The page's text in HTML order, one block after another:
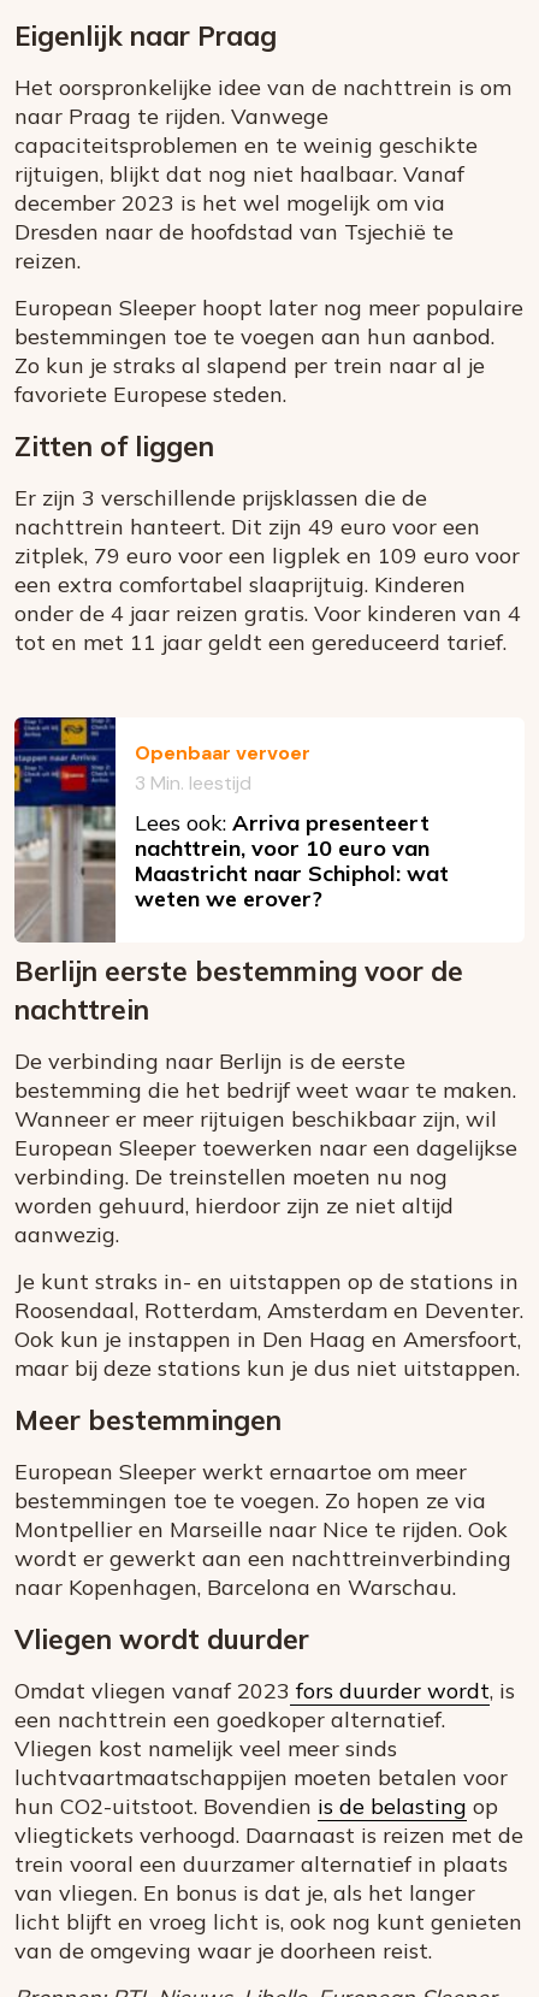
Eigenlijk naar Praag
Het oorspronkelijke idee van de nachttrein is om
naar Praag te rijden. Vanwege
capaciteitsproblemen en te weinig geschikte
rijtuigen, blijkt dat nog niet haalbaar. Vanaf
december 2023 is het wel mogelijk om via
Dresden naar de hoofdstad van Tsjechië te
reizen.
European Sleeper hoopt later nog meer populaire
bestemmingen toe te voegen aan hun aanbod.
Zo kun je straks al slapend per trein naar al je
favoriete Europese steden.
Zitten of liggen
Er zijn 3 verschillende prijsklassen die de
nachttrein hanteert. Dit zijn 49 euro voor een
zitplek, 79 euro voor een ligplek en 109 euro voor
een extra comfortabel slaaprijtuig. Kinderen
onder de 4 jaar reizen gratis. Voor kinderen van 4
tot en met 11 jaar geldt een gereduceerd tarief.
Openbaar vervoer
3 Min. leestijd
Lees ook: Arriva presenteert
nachttrein, voor 10 euro van
Maastricht naar Schiphol: wat
weten we erover?
Berlijn eerste bestemming voor de
nachttrein
De verbinding naar Berlijn is de eerste
bestemming die het bedrijf weet waar te maken.
Wanneer er meer rijtuigen beschikbaar zijn, wil
European Sleeper toewerken naar een dagelijkse
verbinding. De treinstellen moeten nu nog
worden gehuurd, hierdoor zijn ze niet altijd
aanwezig.
Je kunt straks in- en uitstappen op de stations in
Roosendaal, Rotterdam, Amsterdam en Deventer.
Ook kun je instappen in Den Haag en Amersfoort,
maar bij deze stations kun je dus niet uitstappen.
Meer bestemmingen
European Sleeper werkt ernaartoe om meer
bestemmingen toe te voegen. Zo hopen ze via
Montpellier en Marseille naar Nice te rijden. Ook
wordt er gewerkt aan een nachttreinverbinding
naar Kopenhagen, Barcelona en Warschau.
Vliegen wordt duurder
Omdat vliegen vanaf 2023 fors duurder wordt, is
een nachttrein een goedkoper alternatief.
Vliegen kost namelijk veel meer sinds
luchtvaartmaatschappijen moeten betalen voor
hun CO2-uitstoot. Bovendien is de belasting op
vliegtickets verhoogd. Daarnaast is reizen met de
trein vooral een duurzamer alternatief in plaats
van vliegen. En bonus is dat je, als het langer
licht blijft en vroeg licht is, ook nog kunt genieten
van de omgeving waar je doorheen reist.